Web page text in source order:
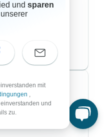
und sparen
mit
,
und
zu.